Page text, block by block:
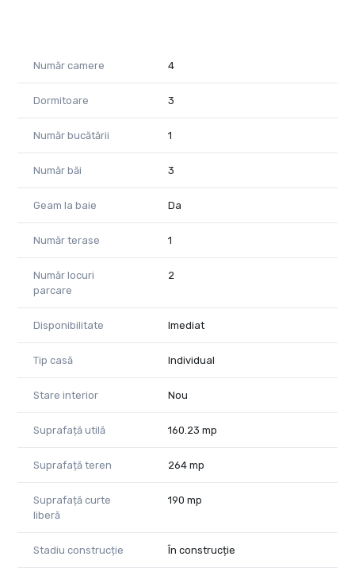
!!!!!!! Fotografiile din interiorul casei si turul virtual sunt cu titlu
orientativ.
Număr camere 4
Dormitoare 3
Număr bucătării 1
Număr băi 3
Geam la baie Da
Număr terase 1
Număr locuri
parcare
2
Disponibilitate Imediat
Tip casă Individual
Stare interior Nou
Suprafață utilă 160.23 mp
Suprafață teren 264 mp
Suprafață curte
liberă
190 mp
Stadiu construcție În construcție